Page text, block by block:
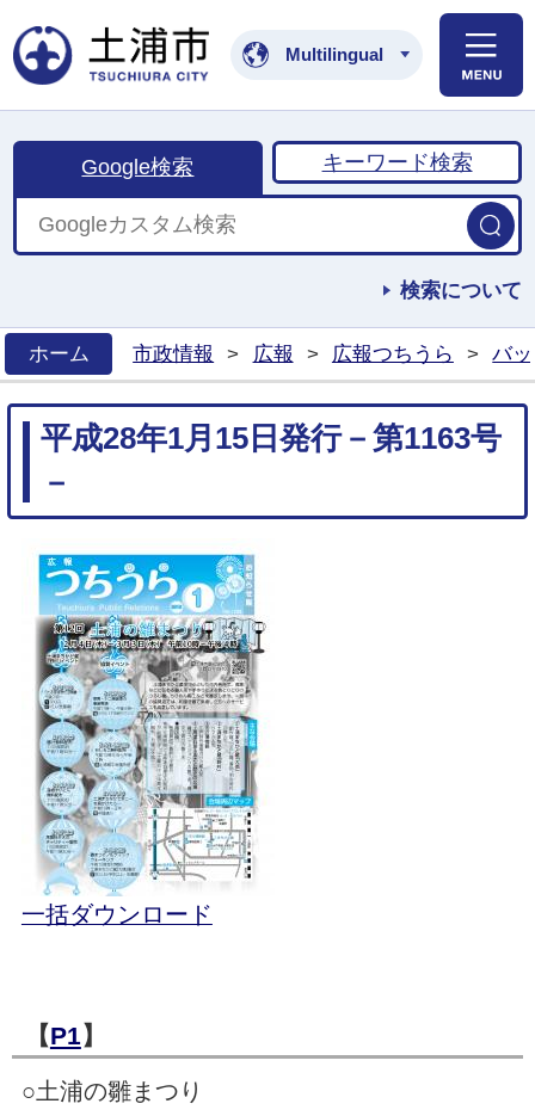
土浦市公式ホームペ
Multilingual
Google検索 キーワード検索
検索について
ホーム
市政情報 > 広報 > 広報つちうら > バ
平成28年1月15日発行－第1163号
－
一括ダウンロード
【P1】
○土浦の雛まつり